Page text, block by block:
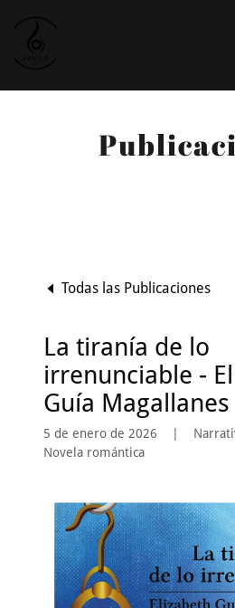
Todas las Publicaciones
La tiranía de lo
irrenunciable -
Guía Magallanes
5 de enero de 2026
Novela romántica